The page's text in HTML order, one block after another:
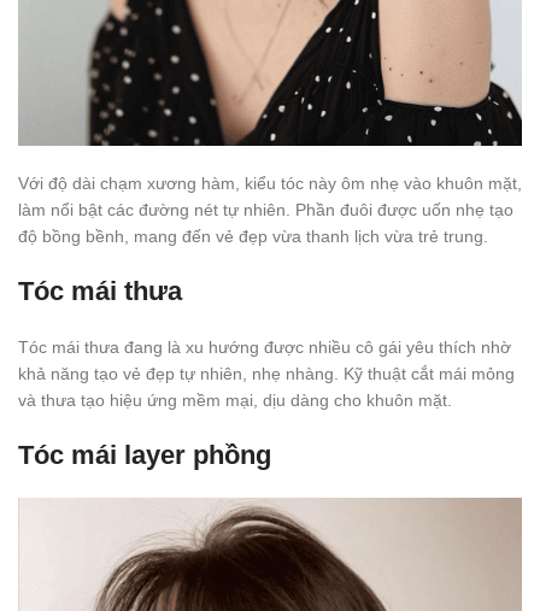
Với độ dài chạm xương hàm, kiểu tóc này ôm nhẹ vào khuôn mặt,
làm nổi bật các đường nét tự nhiên. Phần đuôi được uốn nhẹ tạo
độ bồng bềnh, mang đến vẻ đẹp vừa thanh lịch vừa trẻ trung.
Tóc mái thưa
Tóc mái thưa đang là xu hướng được nhiều cô gái yêu thích nhờ
khả năng tạo vẻ đẹp tự nhiên, nhẹ nhàng. Kỹ thuật cắt mái mỏng
và thưa tạo hiệu ứng mềm mại, dịu dàng cho khuôn mặt.
Tóc mái layer phồng